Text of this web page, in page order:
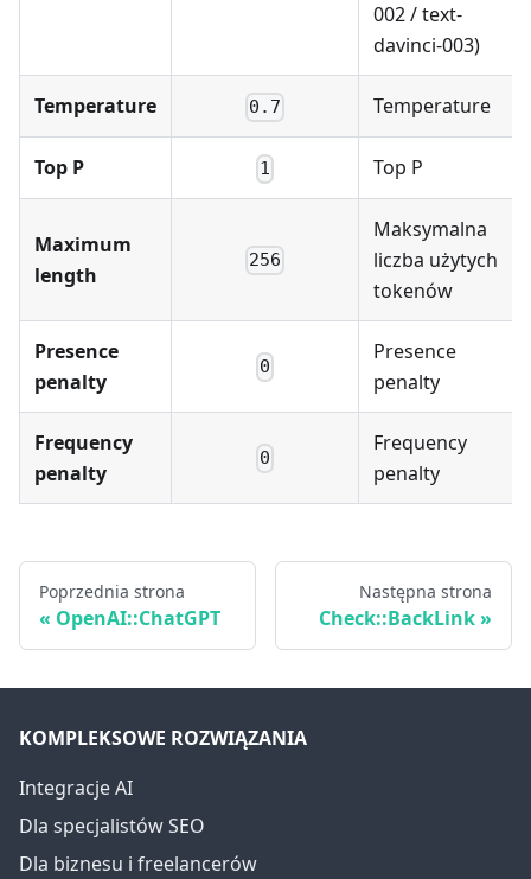
002 / text-
davinci-003)
Temperature 0.7 Temperature
Top P 1 Top P
Maximum
length
256
Maksymalna
liczba użytych
tokenów
Presence
penalty
0
Presence
penalty
Frequency
penalty
0
Frequency
penalty
Poprzednia strona
OpenAI::ChatGPT
Następna strona
Check::BackLink
KOMPLEKSOWE ROZWIĄZANIA
Integracje AI
Dla specjalistów SEO
Dla biznesu i freelancerów